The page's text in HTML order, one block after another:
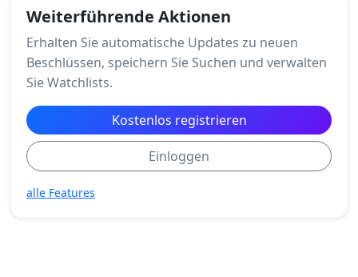
Weiterführende Aktionen
Erhalten Sie automatische Updates zu neuen
Beschlüssen, speichern Sie Suchen und verwalten
Sie Watchlists.
Kostenlos registrieren
Einloggen
alle Features